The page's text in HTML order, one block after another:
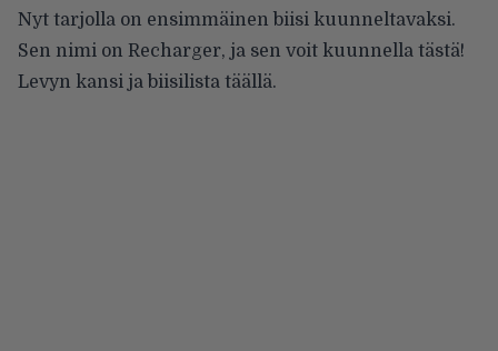
Nyt tarjolla on ensimmäinen biisi kuunneltavaksi.
Sen nimi on Recharger, ja sen voit kuunnella tästä!
Levyn kansi ja biisilista täällä.